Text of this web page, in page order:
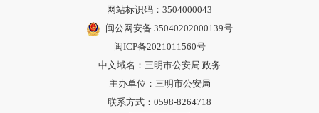
网站标识码：3504000043
闽公网安备 35040202000139号
闽ICP备2021011560号
中文域名：三明市公安局.政务
主办单位：三明市公安局
联系方式：0598-8264718